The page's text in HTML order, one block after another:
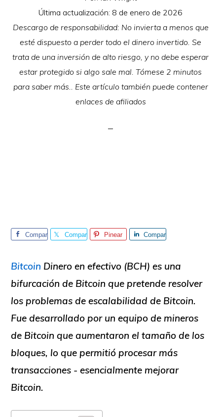
Última actualización: 8 de enero de 2026
Descargo de responsabilidad: No invierta a menos que
esté dispuesto a perder todo el dinero invertido. Se
trata de una inversión de alto riesgo, y no debe esperar
estar protegido si algo sale mal. Tómese 2 minutos
para saber más.. Este artículo también puede contener
enlaces de afiliados
Compar
Compar
Pinear
Compar
Bitcoin Dinero en efectivo (BCH) es una
bifurcación de Bitcoin que pretende resolver
los problemas de escalabilidad de Bitcoin.
Fue desarrollado por un equipo de mineros
de Bitcoin que aumentaron el tamaño de los
bloques, lo que permitió procesar más
transacciones - esencialmente mejorar
Bitcoin.